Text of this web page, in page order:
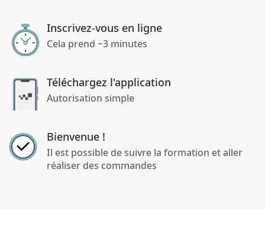
Inscrivez-vous en ligne
Cela prend ~3 minutes
Téléchargez l'application
Autorisation simple
Bienvenue !
Il est possible de suivre la formation et aller
réaliser des commandes